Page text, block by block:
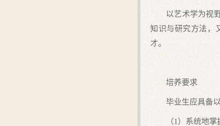
以艺术学为视
知识与研究方法，
才。
培养要求
毕业生应具备
（1）系统地